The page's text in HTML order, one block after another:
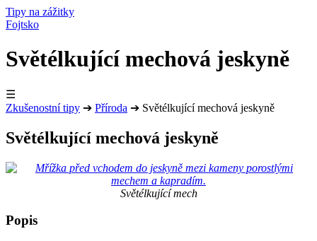
Tipy na zážitky
Fojtsko
Světélkující mechová jeskyně
☰
Zkušenostní tipy ➔ Příroda ➔ Světélkující mechová jeskyně
Světélkující mechová jeskyně
Světélkující mech
Popis